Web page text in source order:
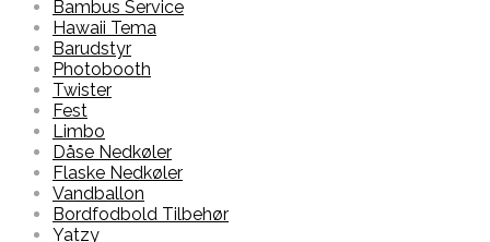
Bambus Service
Hawaii Tema
Barudstyr
Photobooth
Twister
Fest
Limbo
Dåse Nedkøler
Flaske Nedkøler
Vandballon
Bordfodbold Tilbehør
Yatzy